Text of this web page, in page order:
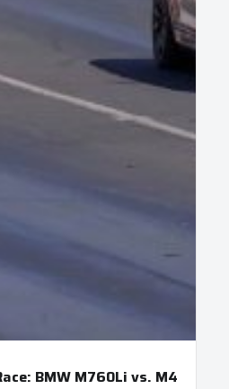
BMW M760Li vs. M4